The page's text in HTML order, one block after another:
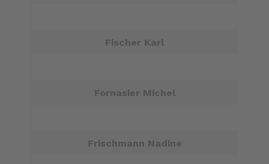
Fischer Karl
Fornasier Michel
Frischmann Nadine